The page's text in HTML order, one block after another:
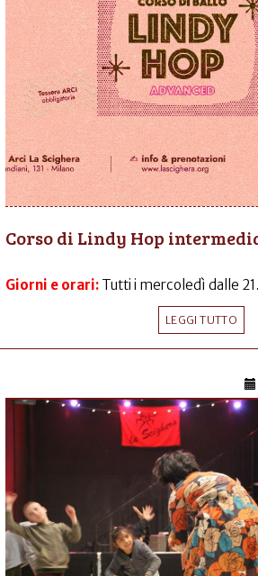
Corso di Lindy Hop
Giorni e orari: Tutti i mercoledì dalle
LEGGI TUTTO